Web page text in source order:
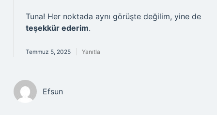
Tuna! Her noktada aynı görüşte değilim, yine de
teşekkür ederim.
Temmuz 5, 2025 Yanıtla
Efsun